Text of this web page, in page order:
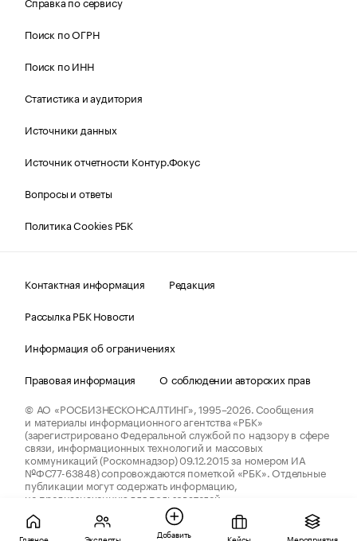
Поиск по ОГРН
Поиск по ИНН
Статистика и аудитория
Источники данных
Источник отчетности Контур.Фокус
Вопросы и ответы
Политика Cookies РБК
Контактная информация
Редакция
Рассылка РБК Новости
Информация об ограничениях
Правовая информация
О соблюдении авторских прав
© АО «РОСБИЗНЕСКОНСАЛТИНГ»,1995–2026.Сообщения
и материалы информационного агентства «РБК»
(зарегистрировано Федеральной службой по надзору в сфере
связи, информационных технологий и массовых
коммуникаций (Роскомнадзор) 09.12.2015 за номером ИА
№ФС77-63848) сопровождаются пометкой «РБК». Отдельные
публикации могут содержать информацию,
не предназначенную для пользователей
до 18 лет.
companycardsfeedback@rbc.ru
Добавить